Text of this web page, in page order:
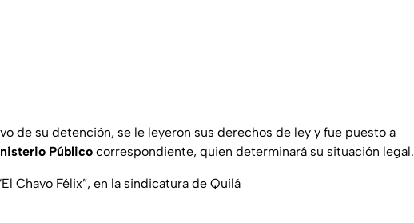
de su detención, se le leyeron sus derechos de ley y fue puesto a
Público correspondiente, quien determinará su situación legal.
Chavo Félix”, en la sindicatura de Quilá